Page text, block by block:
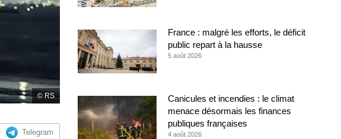
© RS
Telegram
France : malgré les efforts, le déficit
public repart à la hausse
5 août 2026
Canicules et incendies : le climat
menace désormais les finances
publiques françaises
4 août 2026